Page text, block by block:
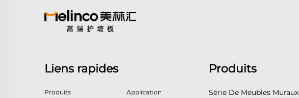
Liens rapides
Produits Application
Produits
Série De Meubles Muraux